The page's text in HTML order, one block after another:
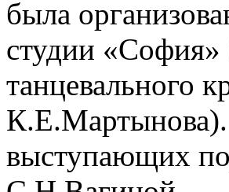
была
студии
танцевального
выступающих